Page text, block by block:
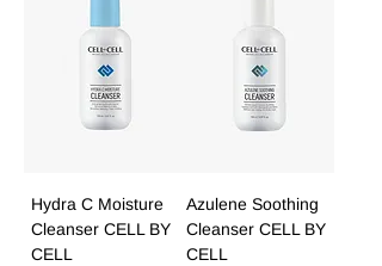
Hydra C Moisture
Cleanser CELL BY
CELL
Azulene Soothing
Cleanser CELL BY
CELL